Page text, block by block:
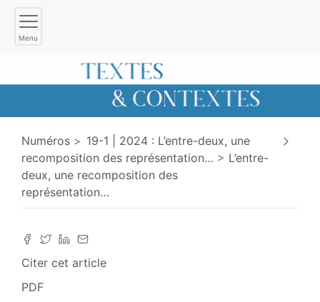
Menu
Numéros
19-1 | 2024 : L’entre-deux, une
recomposition des représentation…
L’entre-
deux, une recomposition des
représentation…
Citer cet article
PDF